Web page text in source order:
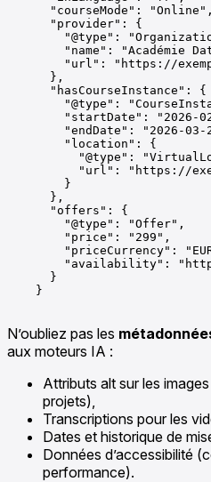
      "courseMode": "Online",
      "provider": {
"@type":
"name": "Académie
"url": "https://
      },
      "hasCourseInstance": {
"@type":
"startDate": "2026-
"endDate": "2026-03-
        "location": {
"@type":
"url": "https://
        }
      },
      "offers": {
        "@type": "Offer",
        "price": "299",
"priceCurrency":
"availability":
      }
    }
N’oubliez pas les
aux moteurs IA :
Attributs alt sur les
projets),
Transcriptions pour les
Dates et historique de
Données d’accessibilité
performance).